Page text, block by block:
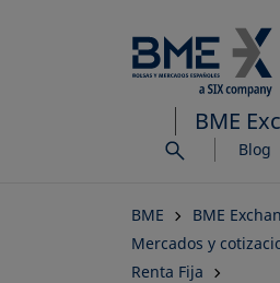
al
BME
Blog
BME
BME
Mercados y
Renta Fija